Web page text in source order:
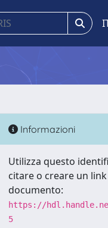
Informazioni
Utilizza questo
citare o creare un
documento:
https://
5